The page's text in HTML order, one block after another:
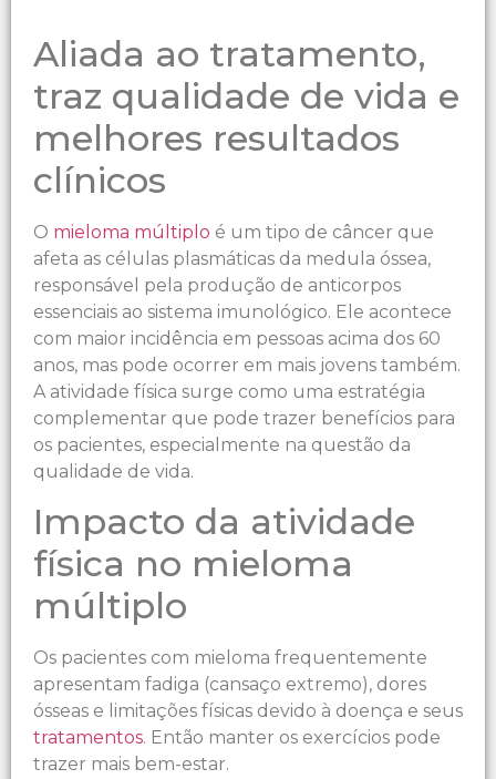
Aliada ao tratamento,
traz qualidade de vida e
melhores resultados
clínicos
O mieloma múltiplo é um tipo de câncer que
afeta as células plasmáticas da medula óssea,
responsável pela produção de anticorpos
essenciais ao sistema imunológico. Ele acontece
com maior incidência em pessoas acima dos 60
anos, mas pode ocorrer em mais jovens também.
A atividade física surge como uma estratégia
complementar que pode trazer benefícios para
os pacientes, especialmente na questão da
qualidade de vida.
Impacto da atividade
física no mieloma
múltiplo
Os pacientes com mieloma frequentemente
apresentam fadiga (cansaço extremo), dores
ósseas e limitações físicas devido à doença e seus
tratamentos. Então manter os exercícios pode
trazer mais bem-estar.